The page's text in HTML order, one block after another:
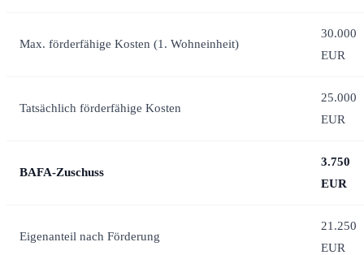
Max. förderfähige Kosten (1. Wohneinheit)
30.000
EUR
Tatsächlich förderfähige Kosten
25.000
EUR
BAFA-Zuschuss
3.750
EUR
Eigenanteil nach Förderung
21.250
EUR